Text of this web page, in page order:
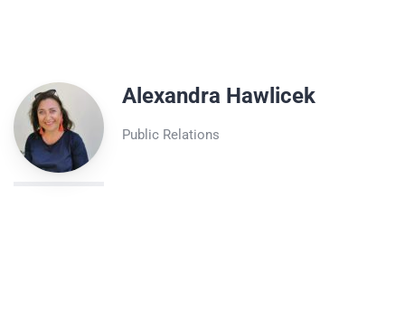
Alexandra Hawlicek
Public Relations